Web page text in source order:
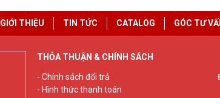
GIỚI THIỆU TIN TỨC CATALOG GÓC TƯ
THỎA THUẬN & CHÍNH SÁCH
- Chính sách đổi trả
- Hình thức thanh toán